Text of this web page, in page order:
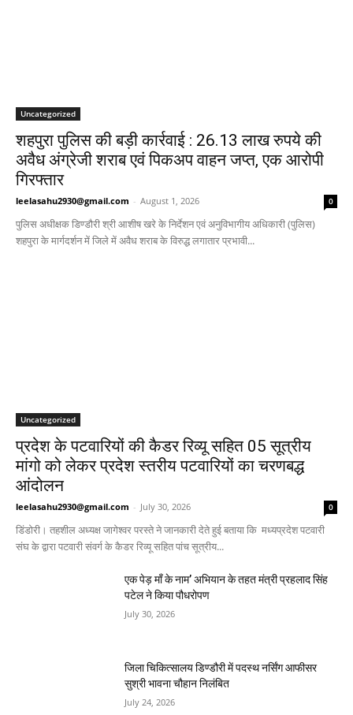
Uncategorized
शहपुरा पुलिस की बड़ी कार्रवाई : 26.13 लाख रुपये की
अवैध अंग्रेजी शराब एवं पिकअप वाहन जप्त, एक आरोपी
गिरफ्तार
leelasahu2930@gmail.com - August 1, 2026 0
पुलिस अधीक्षक डिण्डौरी श्री आशीष खरे के निर्देशन एवं अनुविभागीय अधिकारी (पुलिस)
शहपुरा के मार्गदर्शन में जिले में अवैध शराब के विरुद्ध लगातार प्रभावी...
Uncategorized
प्रदेश के पटवारियों की कैडर रिव्यू सहित 05 सूत्रीय
मांगो को लेकर प्रदेश स्तरीय पटवारियों का चरणबद्ध
आंदोलन
leelasahu2930@gmail.com - July 30, 2026 0
डिंडोरी। तहशील अध्यक्ष जागेश्वर परस्ते ने जानकारी देते हुई बताया कि मध्यप्रदेश पटवारी
संघ के द्वारा पटवारी संवर्ग के कैडर रिव्यू सहित पांच सूत्रीय...
एक पेड़ माँ के नाम’ अभियान के तहत मंत्री प्रहलाद सिंह
पटेल ने किया पौधरोपण
July 30, 2026
जिला चिकित्सालय डिण्डौरी में पदस्थ नर्सिंग आफीसर
सुश्री भावना चौहान निलंबित
July 24, 2026